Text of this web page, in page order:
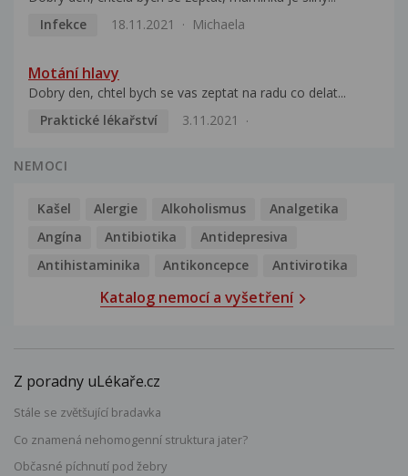
Infekce
18.11.2021 Michaela
Motání hlavy
Dobry den, chtel bych se vas zeptat na radu co delat...
Praktické lékařství
3.11.2021
NEMOCI
Kašel Alergie Alkoholismus
Analgetika
Angína
Antibiotika
Antidepresiva
Antihistaminika
Antikoncepce Antivirotika
Katalog nemocí a vyšetření
Z poradny uLékaře.cz
Stále se zvětšující bradavka
Co znamená nehomogenní struktura jater?
Občasné píchnutí pod žebry